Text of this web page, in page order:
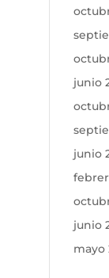
junio
junio
junio
mayo